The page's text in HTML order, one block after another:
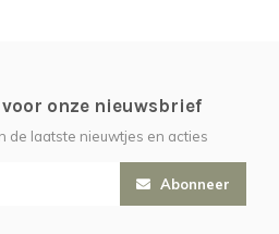
onze nieuwsbrief
de laatste nieuwtjes en acties
Abonneer